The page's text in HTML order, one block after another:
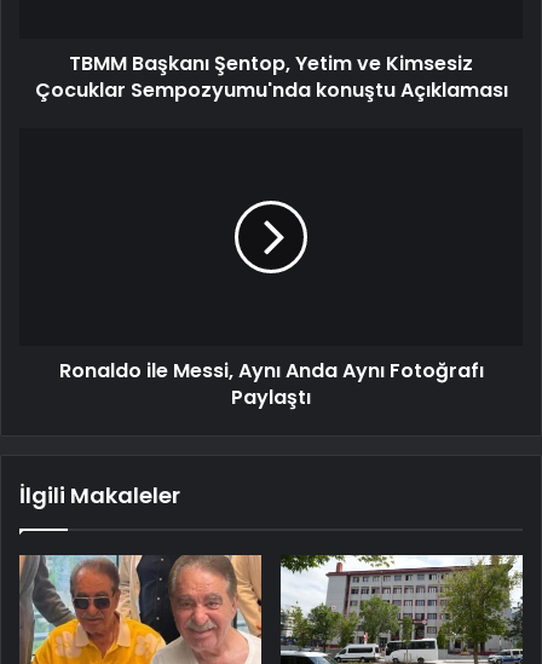
TBMM Başkanı Şentop, Yetim ve Kimsesiz
Çocuklar Sempozyumu'nda konuştu Açıklaması
Ronaldo ile Messi, Aynı Anda Aynı Fotoğrafı
Paylaştı
İlgili Makaleler